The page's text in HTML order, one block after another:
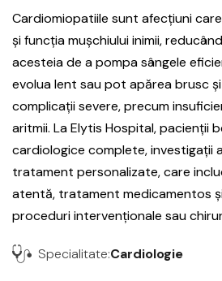
Cardiomiopatiile sunt afecțiuni
și funcția mușchiului inimii,
acesteia de a pompa sângele
evolua lent sau pot apărea brusc
complicații severe, precum
aritmii. La Elytis Hospital, pacienții
cardiologice complete, investigații
tratament personalizate, care
atentă, tratament medicamentos
proceduri intervenționale sau
Specialitate:Cardiologie